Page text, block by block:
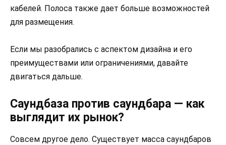
кабелей. Полоса также дает больше возможностей
для размещения.
Если мы разобрались с аспектом дизайна и его
преимуществами или ограничениями, давайте
двигаться дальше.
Саундбаза против саундбара — как
выглядит их рынок?
Совсем другое дело. Существует масса саундбаров